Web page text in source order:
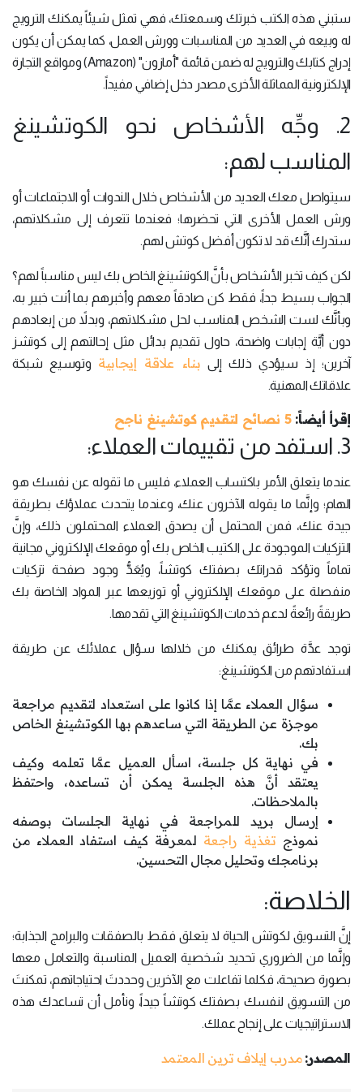
ستبني هذه الكتب خبرتك وسمعتك، فهي تمثل شيئاً يمكنك الترويج
له وبيعه في العديد من المناسبات وورش العمل، كما يمكن أن يكون
إدراج كتابك والترويج له ضمن قائمة "أمازون" (Amazon) ومواقع التجارة
الإلكترونية المماثلة الأخرى مصدر دخل إضافي مفيداً.
2. وجِّه الأشخاص نحو الكوتشينغ
المناسب لهم:
سيتواصل معك العديد من الأشخاص خلال الندوات أو الاجتماعات أو
ورش العمل الأخرى التي تحضرها؛ فعندما تتعرف إلى مشكلاتهم،
ستدرك أنَّك قد لا تكون أفضل كوتش لهم.
لكن كيف تخبر الأشخاص بأنَّ الكوتشينغ الخاص بك ليس مناسباً لهم؟
الجواب بسيط جداً، فقط كن صادقاً معهم وأخبرهم بما أنت خبير به،
وبأنَّك لست الشخص المناسب لحل مشكلاتهم، وبدلاً من إبعادهم
دون أيَّة إجابات واضحة، حاول تقديم بدائل مثل إحالتهم إلى كوتشز
آخرين؛ إذ سيؤدي ذلك إلى بناء علاقة إيجابية وتوسيع شبكة
علاقاتك المهنية.
إقرأ أيضاً:5 نصائح لتقديم كوتشينغ ناجح
3. استفد من تقييمات العملاء:
عندما يتعلق الأمر باكتساب العملاء، فليس ما تقوله عن نفسك هو
الهام؛ وإنَّما ما يقوله الآخرون عنك، وعندما يتحدث عملاؤك بطريقة
جيدة عنك، فمن المحتمل أن يصدق العملاء المحتملون ذلك، وإنَّ
التزكيات الموجودة على الكتيب الخاص بك أو موقعك الإلكتروني مجانية
تماماً وتؤكد قدراتك بصفتك كوتشاً، ويُعَدُّ وجود صفحة تزكيات
منفصلة على موقعك الإلكتروني أو توزيعها عبر المواد الخاصة بك
طريقةً رائعةً لدعم خدمات الكوتشينغ التي تقدمها.
توجد عدَّة طرائق يمكنك من خلالها سؤال عملائك عن طريقة
استفادتهم من الكوتشينغ:
سؤال العملاء عمَّا إذا كانوا على استعداد لتقديم مراجعة
موجزة عن الطريقة التي ساعدهم بها الكوتشينغ الخاص
بك.
في نهاية كل جلسة، اسأل العميل عمَّا تعلمه وكيف
يعتقد أنَّ هذه الجلسة يمكن أن تساعده، واحتفظ
بالملاحظات.
إرسال بريد للمراجعة في نهاية الجلسات بوصفه
نموذج تغذية راجعة لمعرفة كيف استفاد العملاء من
برنامجك وتحليل مجال التحسين.
الخلاصة:
إنَّ التسويق لكوتش الحياة لا يتعلق فقط بالصفقات والبرامج الجذابة؛
وإنَّما من الضروري تحديد شخصية العميل المناسبة والتعامل معها
بصورة صحيحة، فكلما تفاعلت مع الآخرين وحددتَ احتياجاتهم، تمكنتَ
من التسويق لنفسك بصفتك كوتشاً جيداً، ونأمل أن تساعدك هذه
الاستراتيجيات على إنجاح عملك.
المصدر: مدرب إيلاف ترين المعتمد